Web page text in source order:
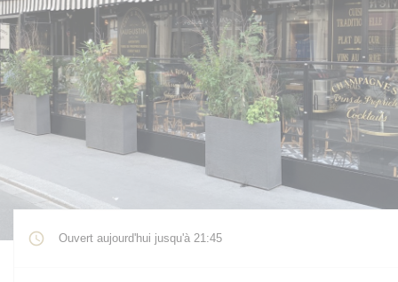
Ouvert aujourd'hui jusqu'à 21:45